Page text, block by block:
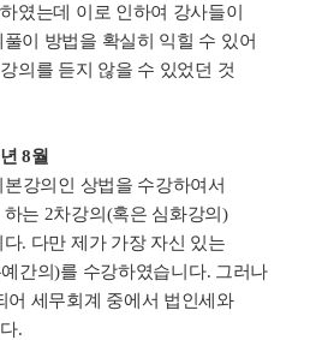
였는데 이로 인하여 강사들이
이 방법을 확실히 익힐 수 있어
의를 듣지 않을 수 있었던 것
8월
본강의인 상법을 수강하여서
하는 2차강의 (혹은 심화강의)
다. 다만 제가 가장 자신 있는
간의)를 수강하였습니다. 그러나
어 세무회계 중에서 법인세와
.